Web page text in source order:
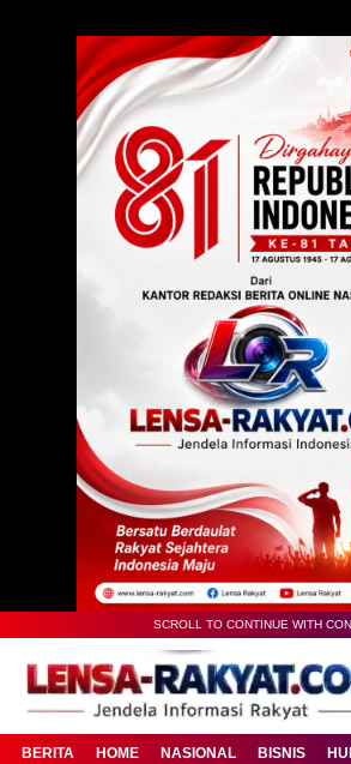
SCROLL TO CONTINUE WITH
BERITA HOME NASIONAL BISNIS